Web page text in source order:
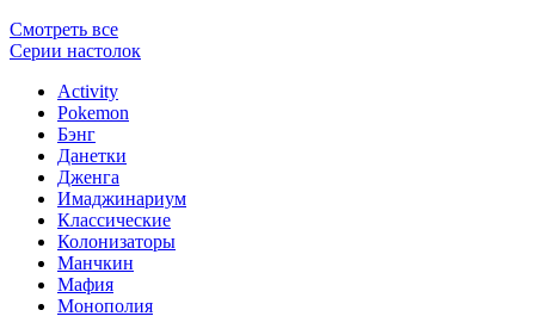
Смотреть все
Серии настолок
Activity
Pokemon
Бэнг
Данетки
Дженга
Имаджинариум
Классические
Колонизаторы
Манчкин
Мафия
Монополия